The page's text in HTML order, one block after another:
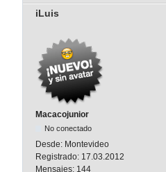
iLuis
Macacojunior
No conectado
Desde: Montevideo
Registrado: 17.03.2012
Mensajes: 144